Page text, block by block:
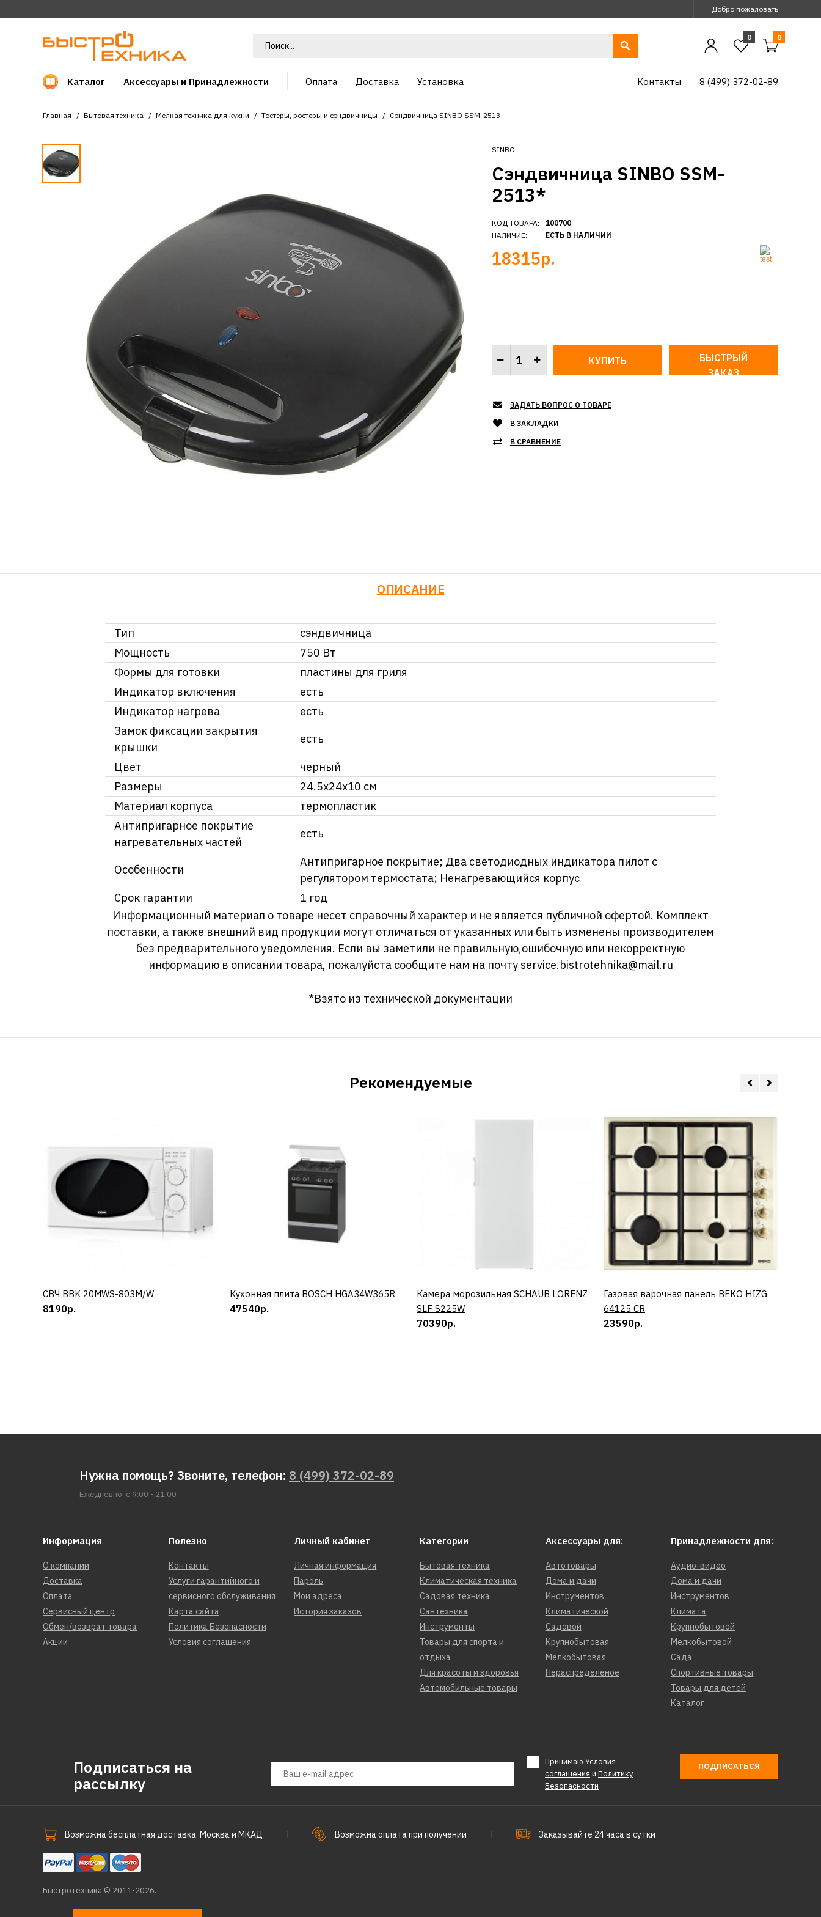
Добро пожаловать
0 0
Каталог Аксессуары и Принадлежности Оплата Доставка 8 (499) 372-02-89
Контакты
Установка
Главная Бытовая техника Мелкая техника для кухни Тостеры, ростеры и сэндвичницы Сэндвичница SINBO SSM-2513
SINBO
Сэндвичница SINBO SSM-
2513*
КОД ТОВАРА:
НАЛИЧИЕ:
100700
ЕСТЬ В НАЛИЧИИ
18315р.
БЫСТРЫЙ
ЗАКАЗ
ЗАДАТЬ ВОПРОС О ТОВАРЕ
В ЗАКЛАДКИ
В СРАВНЕНИЕ
ОПИСАНИЕ
Тип
сэндвичница
Мощность
750 Вт
Формы для готовки
пластины для гриля
Индикатор включения
есть
Индикатор нагрева
есть
Замок фиксации закрытия
крышки
есть
Цвет
черный
Размеры
24.5x24x10 см
Материал корпуса
термопластик
Антипригарное покрытие
нагревательных частей
есть
Особенности
Антипригарное покрытие; Два светодиодных индикатора пилот с
регулятором термостата; Ненагревающийся корпус
Срок гарантии
1 год
Информационный материал о товаре несет справочный характер и не является публичной офертой. Комплект
поставки, а также внешний вид продукции могут отличаться от указанных или быть изменены производителем
без предварительного уведомления. Если вы заметили не правильную,ошибочную или некорректную
информацию в описании товара, пожалуйста сообщите нам на почтуservice.bistrotehnika@mail.ru
*Взято из технической документации
Рекомендуемые
КУПИТЬ
СВЧ BBK 20MWS-803M/W
8190р.
КУПИТЬ
Кухонная плита BOSCH HGA34W365R
47540р.
КУПИТЬ
Камера морозильная SCHAUB LORENZ
SLF S225W
70390р.
КУПИТЬ
Газовая варочная панель BEKO HIZG
64125 CR
23590р.
Нужна помощь? Звоните, телефон: 8 (499) 372-02-89
Ежедневно: с 9:00 - 21:00
Информация
О компании
Доставка
Оплата
Сервисный центр
Обмен/возврат товара
Акции
Полезно
Контакты
Услуги гарантийного и
сервисного обслуживания
Карта сайта
Политика Безопасности
Условия соглашения
Личный кабинет
Личная информация
Пароль
Мои адреса
История заказов
Категории
Бытовая техника
Климатическая техника
Садовая техника
Сантехника
Инструменты
Товары для спорта и
отдыха
Для красоты и здоровья
Автомобильные товары
Аксессуары для:
Автотовары
Дома и дачи
Инструментов
Климатической
Садовой
Крупнобытовая
Мелкобытовая
Нераспределеное
Принадлежности для:
Аудио-видео
Дома и дачи
Инструментов
Климата
Крупнобытовой
Мелкобытовой
Сада
Спортивные товары
Товары для детей
Каталог
Подписаться на
рассылку
Принимаю Условия
соглашения и Политику
Безопасности
ПОДПИСАТЬСЯ
Возможна бесплатная доставка. Москва и МКАД Возможна оплата при получении Заказывайте 24 часа в сутки
Быстротехника © 2011-2026.